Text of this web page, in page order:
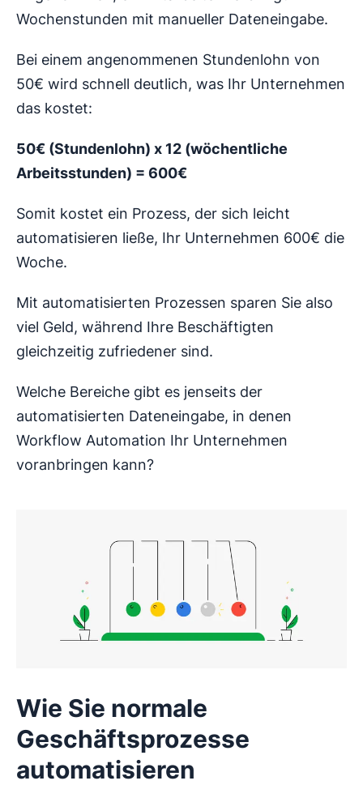
Wochenstunden mit manueller Dateneingabe.
Bei einem angenommenen Stundenlohn von
50€ wird schnell deutlich, was Ihr Unternehmen
das kostet:
50€ (Stundenlohn) x 12 (wöchentliche
Arbeitsstunden) = 600€
Somit kostet ein Prozess, der sich leicht
automatisieren ließe, Ihr Unternehmen 600€ die
Woche.
Mit automatisierten Prozessen sparen Sie also
viel Geld, während Ihre Beschäftigten
gleichzeitig zufriedener sind.
Welche Bereiche gibt es jenseits der
automatisierten Dateneingabe, in denen
Workflow Automation Ihr Unternehmen
voranbringen kann?
Wie Sie normale
Geschäftsprozesse
automatisieren